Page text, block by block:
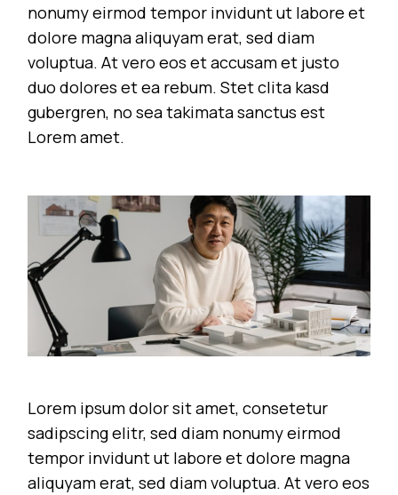
nonumy eirmod tempor invidunt ut labore et
dolore magna aliquyam erat, sed diam
voluptua. At vero eos et accusam et justo
duo dolores et ea rebum. Stet clita kasd
gubergren, no sea takimata sanctus est
Lorem amet.
Lorem ipsum dolor sit amet, consetetur
sadipscing elitr, sed diam nonumy eirmod
tempor invidunt ut labore et dolore magna
aliquyam erat, sed diam voluptua. At vero eos